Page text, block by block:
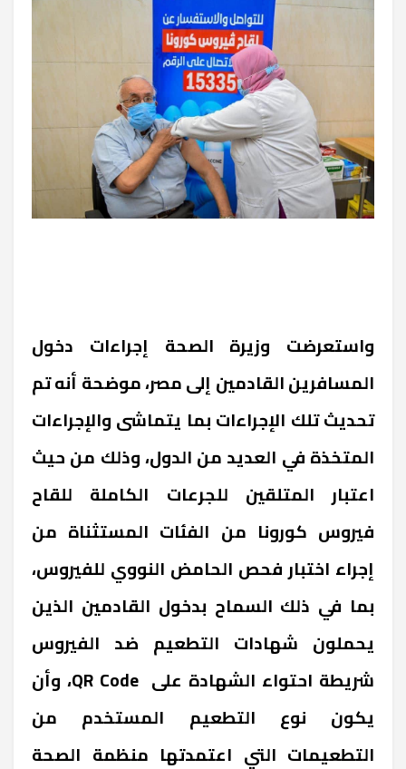
واستعرضت وزيرة الصحة إجراءات دخول
المسافرين القادمين إلى مصر، موضحة أنه تم
تحديث تلك الإجراءات بما يتماشى والإجراءات
المتخذة في العديد من الدول، وذلك من حيث
اعتبار المتلقين للجرعات الكاملة للقاح
فيروس كورونا من الفئات المستثناة من
إجراء اختبار فحص الحامض النووي للفيروس،
بما في ذلك السماح بدخول القادمين الذين
يحملون شهادات التطعيم ضد الفيروس
شريطة احتواء الشهادة على QR Code، وأن
يكون نوع التطعيم المستخدم من
التطعيمات التي اعتمدتها منظمة الصحة